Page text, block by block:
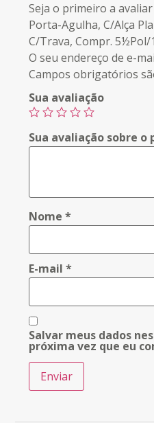
Seja o primeiro a
Porta-Agulha, C/Alça
C/Trava, Compr. 5½Pol/
O seu endereço de e-
Campos obrigatórios
Sua avaliação
Sua avaliação sobre
Nome*
E-mail*
Salvar meus dados
próxima vez que eu